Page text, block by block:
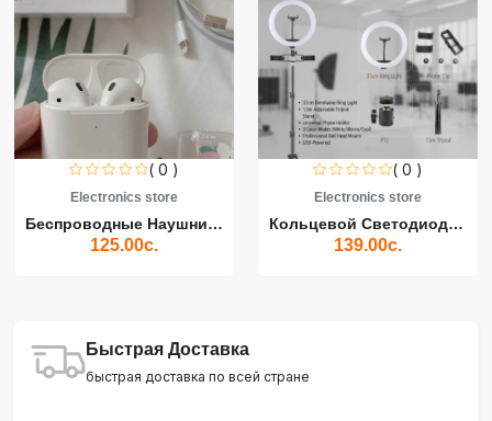
( 0 )
Electronics store
Беспроводные Наушники Air...
125.00с.
( 0 )
Electronics store
Кольцевой Светодиодный Св...
139.00с.
Быстрая Доставка
быстрая доставка по всей стране